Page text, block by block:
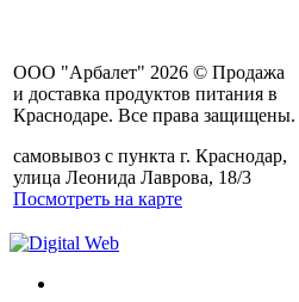
ООО "Арбалет" 2026 © Продажа
и доставка продуктов питания в
Краснодаре. Все права защищены.
самовывоз с пункта г. Краснодар,
улица Леонида Лаврова, 18/3
Посмотреть на карте